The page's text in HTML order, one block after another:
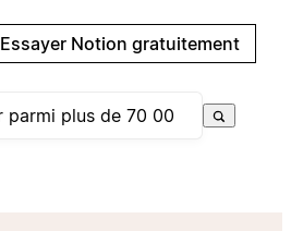
Essayer Notion gratuitement